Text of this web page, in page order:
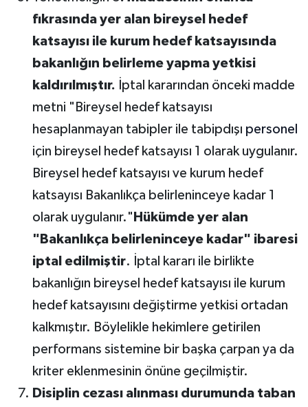
fıkrasında yer alan bireysel hedef
katsayısı ile kurum hedef katsayısında
bakanlığın belirleme yapma yetkisi
kaldırılmıştır. İptal kararından önceki madde
metni "Bireysel hedef katsayısı
hesaplanmayan tabipler ile tabipdışı personel
için bireysel hedef katsayısı 1 olarak uygulanır.
Bireysel hedef katsayısı ve kurum hedef
katsayısı Bakanlıkça belirleninceye kadar 1
olarak uygulanır." Hükümde yer alan
"Bakanlıkça belirleninceye kadar" ibaresi
iptal edilmiştir. İptal kararı ile birlikte
bakanlığın bireysel hedef katsayısı ile kurum
hedef katsayısını değiştirme yetkisi ortadan
kalkmıştır. Böylelikle hekimlere getirilen
performans sistemine bir başka çarpan ya da
kriter eklenmesinin önüne geçilmiştir.
Disiplin cezası alınması durumunda taban